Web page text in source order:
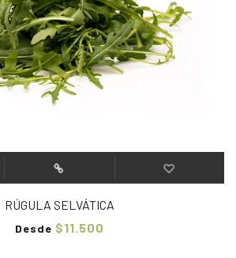
RÚGULA SELVÁTICA
Desde $11.500